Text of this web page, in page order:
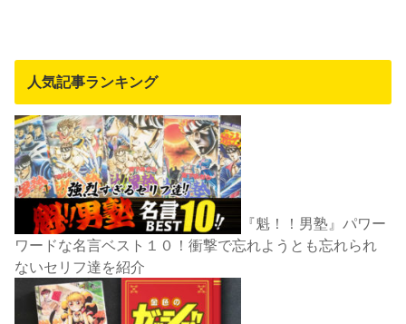
人気記事ランキング
『魁！！男塾』パワー
ワードな名言ベスト１０！衝撃で忘れようとも忘れられ
ないセリフ達を紹介